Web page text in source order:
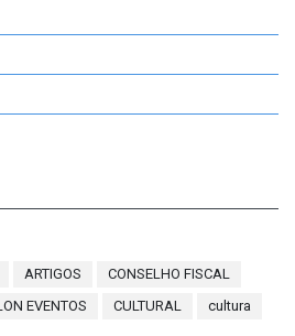
ARTIGOS
CONSELHO FISCAL
EVENTOS CULTURAL
cultura